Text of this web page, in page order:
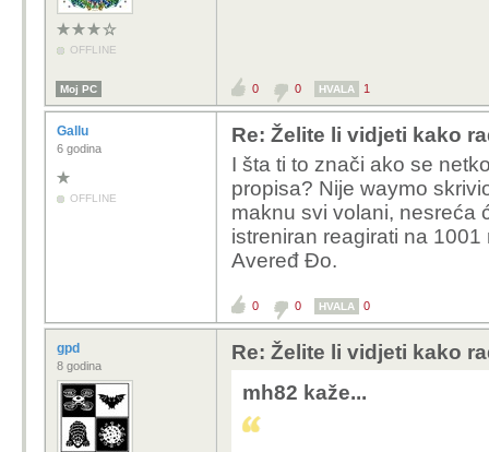
OFFLINE
Moj PC 0 0 HVALA 1
Gallu
6 godina
OFFLINE
Re: Želite li vidjeti kako
I šta ti to znači ako se
propisa? Nije waymo
maknu svi volani, nesreća
istreniran reagirati na
Aveređ Đo.
0 0 HVALA 0
gpd
8 godina
Re: Želite li vidjeti kako
mh82 kaže...